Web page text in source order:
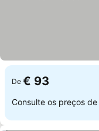
De € 93
Consulte os preços de